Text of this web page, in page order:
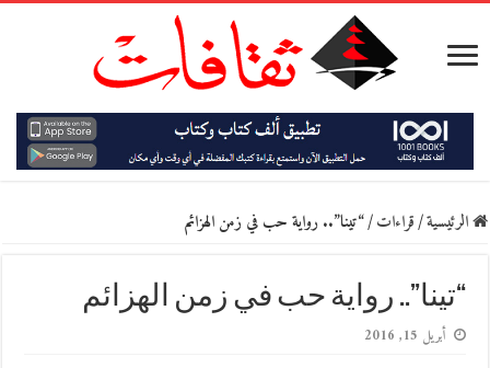
الرئيسية/قراءات/“تينا”.. رواية حب في زمن الهزائم
“تينا”.. رواية حب في زمن الهزائم
أبريل 15, 2016